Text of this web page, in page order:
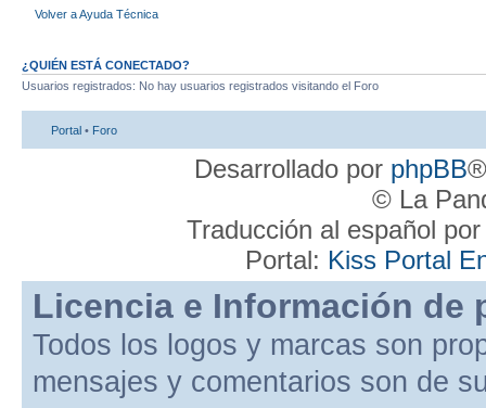
Volver a Ayuda Técnica
¿QUIÉN ESTÁ CONECTADO?
Usuarios registrados: No hay usuarios registrados visitando el Foro
Portal • Foro
Desarrollado por phpBB
© La
Traducción al español
Portal: Kiss Portal
Licencia e Información de
Todos los logos y marcas son
mensajes y comentarios son de